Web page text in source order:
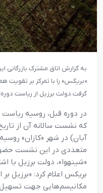
به گزارش اتاق مشترک بازرگانی
«بریکس» را با تمرکز بر تقویت
گرفت.دولت برزیل از ریاست
در دوره قبل، روسیه
آبان) در شهر «کازان»
متعددی در این نشست
«شینهوا»، دولت برزیل با
بریکس اعلام کرد: «برزیل
مکانیسم‌هایی جهت تسهیل